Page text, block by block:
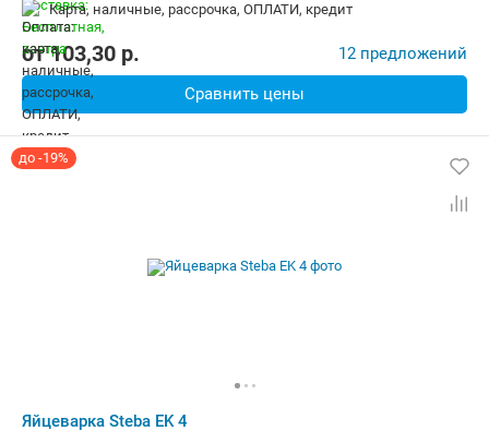
карта, наличные, рассрочка, ОПЛАТИ, кредит
от103,30 p. 12 предложений
Сравнить цены
до -19%
Яйцеварка Steba EK 4